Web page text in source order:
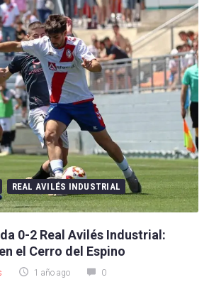
REAL AVILÉS INDUSTRIAL
0-2 Real Avilés Industrial:
el Cerro del Espino
1 año ago 0